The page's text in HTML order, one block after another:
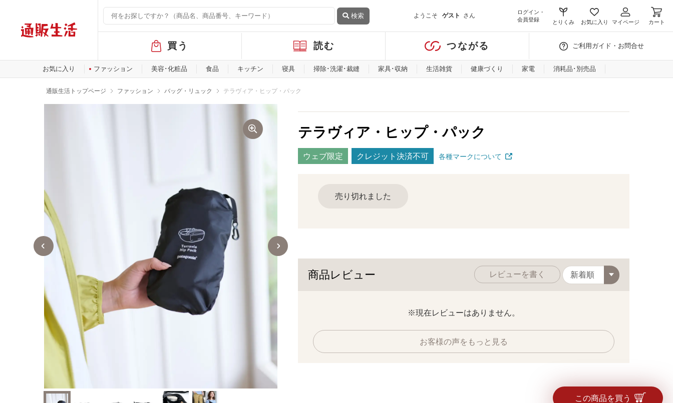
検索 ようこそ ゲスト さん
ログイン・
会員登録
とりくみ お気に入り マイページ カート
バ
ル
メ
買う 読む つながる ご利用ガイド・お問合せ
お気に入り ファッション 美容･化粧品 食品 キッチン 寝具 掃除･洗濯･裁縫 家具･収納 生活雑貨 健康づくり 家電 消耗品･別売品
通販生活トップページ ファッション バッグ・リュック テラヴィア・ヒップ・パック
テラヴィア・ヒップ・パック
ウェブ限定 クレジット決済不可 各種マークについて
売り切れました
商品レビュー レビューを書く
※現在レビューはありません。
お客様の声をもっと見る
この商品を買う